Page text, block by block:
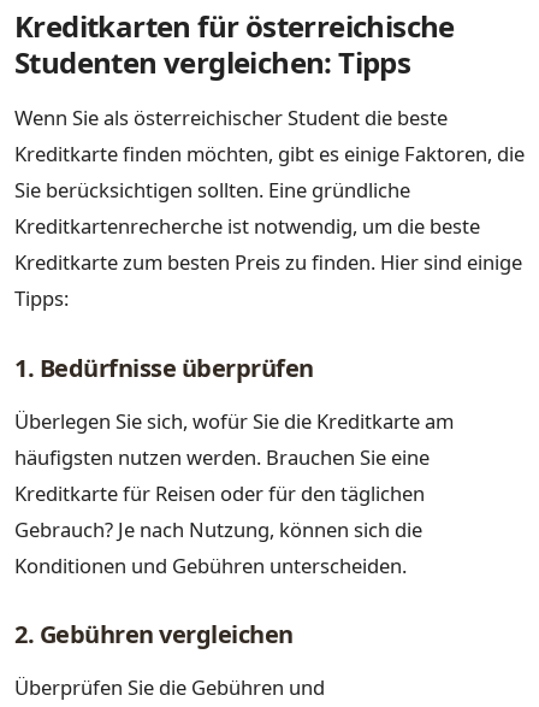
Kreditkarten für österreichische
Studenten vergleichen: Tipps
Wenn Sie als österreichischer Student die beste
Kreditkarte finden möchten, gibt es einige Faktoren, die
Sie berücksichtigen sollten. Eine gründliche
Kreditkartenrecherche ist notwendig, um die beste
Kreditkarte zum besten Preis zu finden. Hier sind einige
Tipps:
1. Bedürfnisse überprüfen
Überlegen Sie sich, wofür Sie die Kreditkarte am
häufigsten nutzen werden. Brauchen Sie eine
Kreditkarte für Reisen oder für den täglichen
Gebrauch? Je nach Nutzung, können sich die
Konditionen und Gebühren unterscheiden.
2. Gebühren vergleichen
Überprüfen Sie die Gebühren und